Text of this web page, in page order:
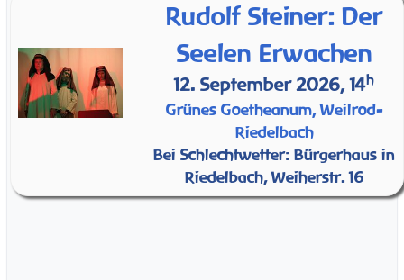
Rudolf Steiner: Der
Seelen Erwachen
12. September 2026, 14h
Grünes Goetheanum, Weilrod-
Riedelbach
Bei Schlechtwetter: Bürgerhaus in
Riedelbach, Weiherstr. 16